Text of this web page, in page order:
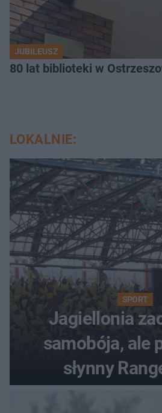
JUBILEUSZ
80 lat biblioteki w
LOKALNIE:
SPORT
Jagiellonia
samobója, ale
słynny